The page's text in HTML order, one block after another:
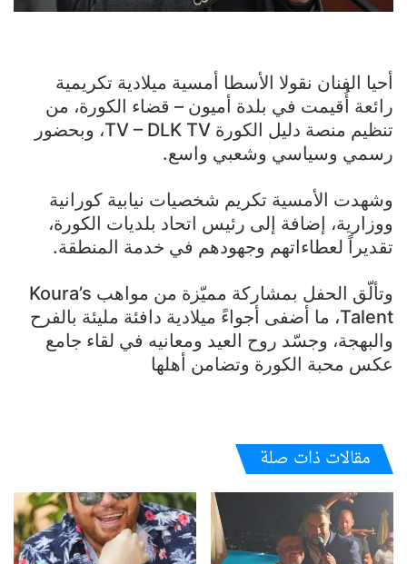
أحيا الفنان نقولا الأسطا أمسية ميلادية تكريمية
رائعة أُقيمت في بلدة أميون – قضاء الكورة، من
تنظيم منصة دليل الكورة TV – DLK TV، وبحضور
رسمي وسياسي وشعبي واسع.
وشهدت الأمسية تكريم شخصيات نيابية كورانية
ووزارية، إضافة إلى رئيس اتحاد بلديات الكورة،
تقديراً لعطاءاتهم وجهودهم في خدمة المنطقة.
وتألّق الحفل بمشاركة مميّزة من مواهب Koura’s
Talent، ما أضفى أجواءً ميلادية دافئة مليئة بالفرح
والبهجة، وجسّد روح العيد ومعانيه في لقاء جامع
عكس محبة الكورة وتضامن أهلها
مقالات ذات صلة